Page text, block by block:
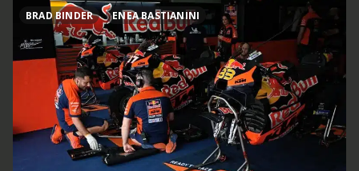
BRAD BINDER ENEA BASTIANINI